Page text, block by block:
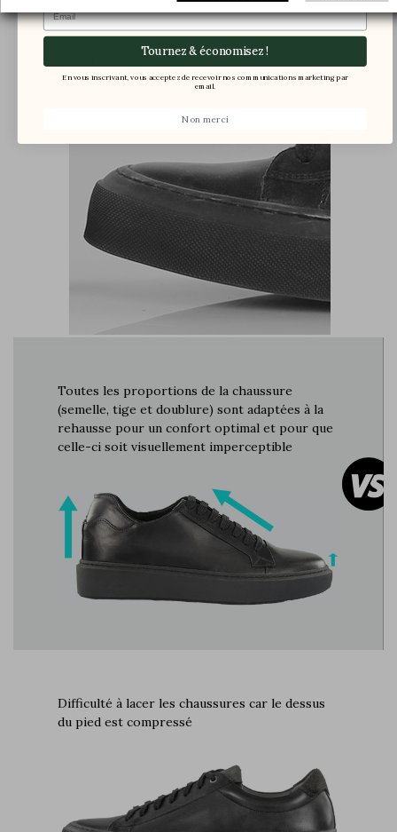
Le pied va être compressé dans la chaussure et
causer des douleurs
Toutes les proportions de la chaussure
(semelle, tige et doublure) sont adaptées à la
rehausse pour un confort optimal et pour que
celle-ci soit visuellement imperceptible
Difficulté à lacer les chaussures car le dessus
du pied est compressé
Tournez & économisez !
En vous inscrivant, vous acceptez de recevoir nos communications marketing par
email.
Non merci